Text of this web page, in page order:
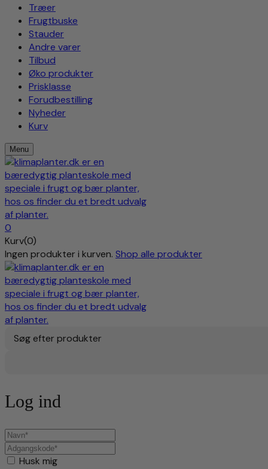
Træer
Frugtbuske
Stauder
Andre varer
Tilbud
Øko produkter
Prisklasse
Forudbestilling
Nyheder
Kurv
Menu
0
Kurv(0)
Ingen produkter i kurven. Shop alle produkter
Søg efter produkter
Log ind
Husk mig